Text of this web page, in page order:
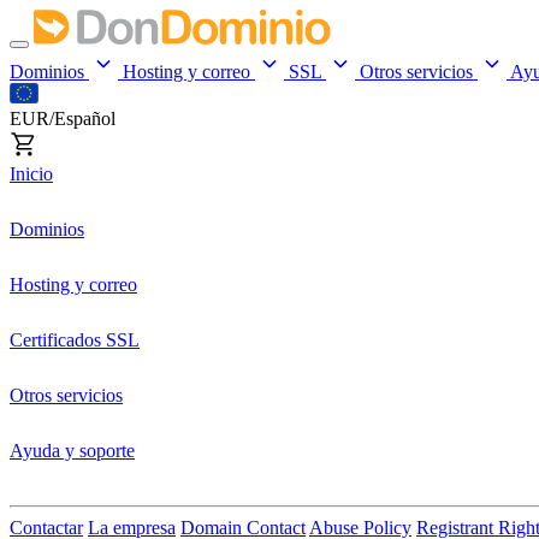
Dominios Hosting y correo SSL Otros servicios
EUR/Español
Inicio
Dominios
Hosting y correo
Certificados SSL
Otros servicios
Ayuda y soporte
Contactar La empresa Domain Contact Abuse Policy Registrant